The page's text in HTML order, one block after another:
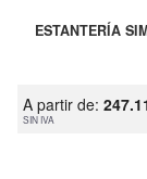
ESTANTERÍA
A partir de:
SIN IVA